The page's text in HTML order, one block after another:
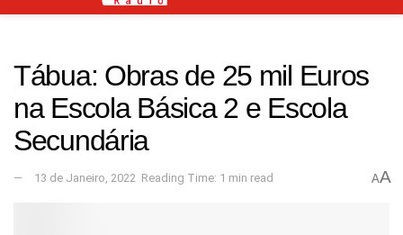
Tábua: Obras de 25 mil Euros
na Escola Básica 2 e Escola
Secundária
13 de Janeiro, 2022 Reading Time: 1 min read AA